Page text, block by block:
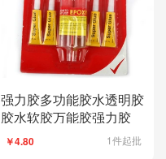
强力胶多功能胶水透明胶
胶水软胶万能胶强力胶
￥4.80 1件起批